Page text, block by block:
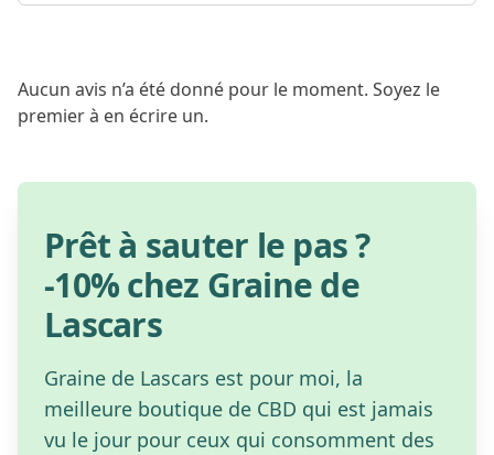
Aucun avis n’a été donné pour le moment. Soyez le
premier à en écrire un.
Prêt à sauter le pas ?
-10% chez Graine de
Lascars
Graine de Lascars est pour moi, la
meilleure boutique de CBD qui est jamais
vu le jour pour ceux qui consomment des